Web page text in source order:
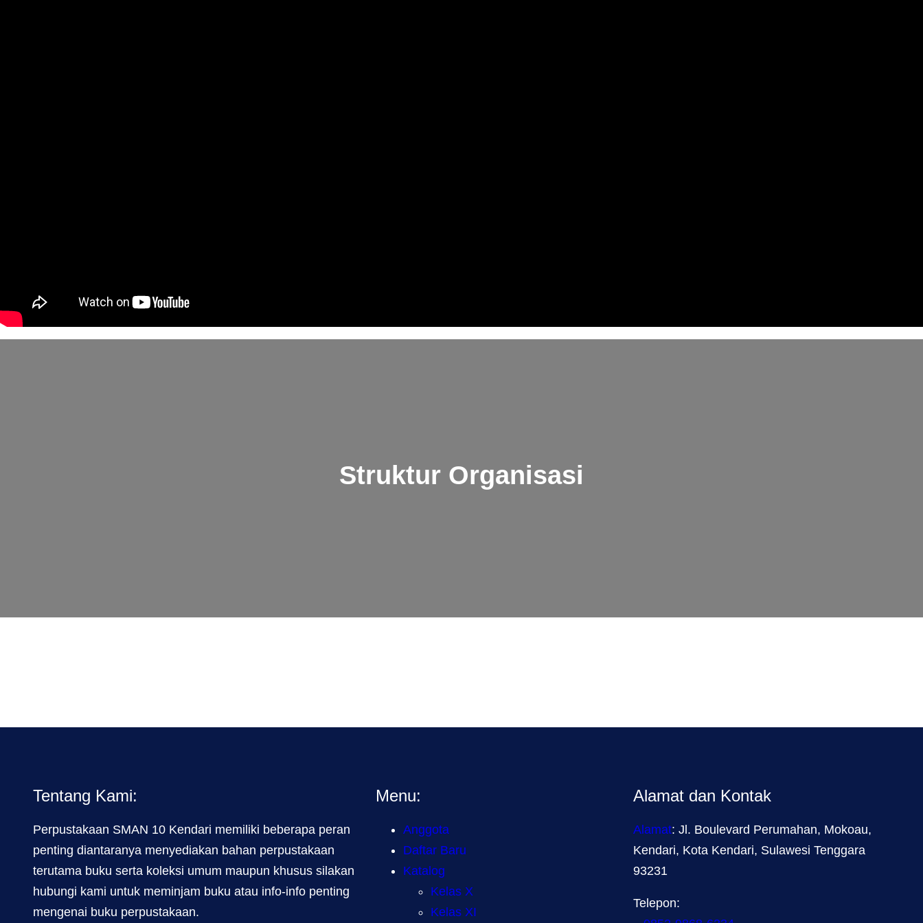
Struktur Organisasi
Tentang Kami:
Perpustakaan SMAN 10 Kendari memiliki beberapa peran
penting diantaranya menyediakan bahan perpustakaan
terutama buku serta koleksi umum maupun khusus silakan
hubungi kami untuk meminjam buku atau info-info penting
mengenai buku perpustakaan.
Menu:
Anggota
Daftar Baru
Katalog
Kelas X
Kelas XI
Alamat dan Kontak
Alamat: Jl. Boulevard Perumahan, Mokoau,
Kendari, Kota Kendari, Sulawesi Tenggara
93231
Telepon: